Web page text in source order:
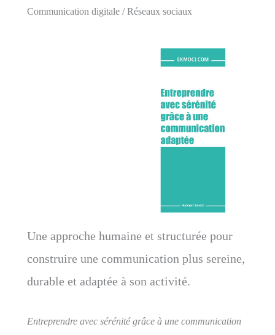
Communication digitale / Réseaux sociaux
Une approche humaine et structurée pour
construire une communication plus sereine,
durable et adaptée à son activité.
Entreprendre avec sérénité grâce à une communication